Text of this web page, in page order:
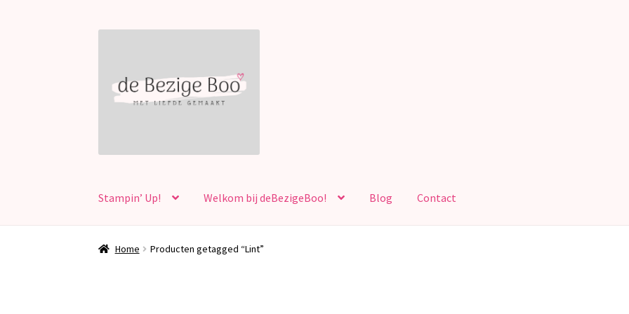
navigatie
inhoud
Stampin’ Up! Welkom bij deBezigeBoo! Blog Contact
Home Producten getagged “Lint”